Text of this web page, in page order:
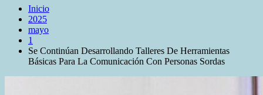
Inicio
2025
mayo
1
Se Continúan Desarrollando Talleres De Herramientas
Básicas Para La Comunicación Con Personas Sordas